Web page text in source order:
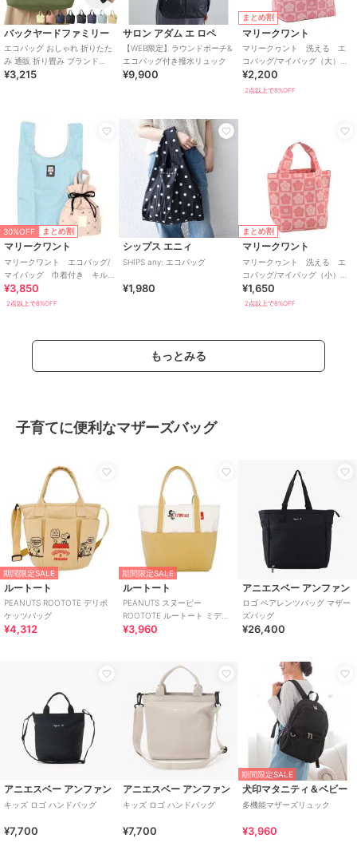
バックヤードファミリー
エコバッグ おしゃれ 折りたた
み 通販 折り畳み ブランド
MOTTERU シンプル ショッピ
¥3,215
サロン アダム エ ロペ
【WEB限定】ラウンドポーチ&
エコバッグ付き撥水リュック
¥9,900
まとめ割
マリークワント
マリークヮント 洗える エ
コバッグ/マイバッグ（大）
【MARY QUANT】
¥2,200
2点以上で8%OFF
30%OFF まとめ割
マリークワント
マリークワント エコバッグ/
マイバッグ 巾着付き キル
ティング柄
¥3,850
2点以上で8%OFF
シップス エニィ
SHIPS any: エコバッグ
¥1,980
まとめ割
マリークワント
マリークヮント 洗える エ
コバッグ/マイバッグ（小）
【MARY QUANT】
¥1,650
2点以上で8%OFF
もっとみる
子育てに便利なマザーズバッグ
期間限定SALE
ルートート
PEANUTS ROOTOTE デリポ
ケッツバッグ
¥4,312
期間限定SALE
ルートート
PEANUTS スヌーピー
ROOTOTE ルートート ミディ
アムトート
¥3,960
アニエスベー アンファン
ロゴ ペアレンツバッグ マザー
ズバッグ
¥26,400
アニエスベー アンファン
キッズ ロゴ ハンドバッグ
¥7,700
アニエスベー アンファン
キッズ ロゴ ハンドバッグ
¥7,700
期間限定SALE
犬印マタニティ＆ベビー
多機能マザーズリュック
¥3,960